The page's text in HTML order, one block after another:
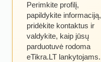
Perimkite profilį,
papildykite informaciją,
pridėkite kontaktus ir
valdykite, kaip jūsų
parduotuvė rodoma
eTikra.LT lankytojams.